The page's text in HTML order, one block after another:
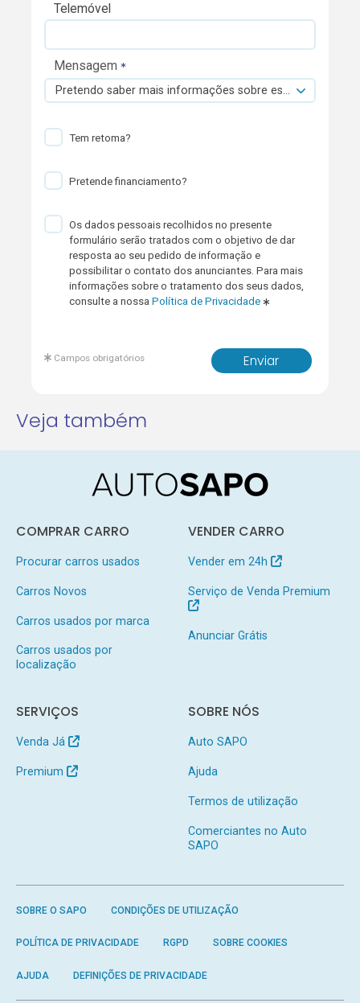
Telemóvel
Mensagem
Pretendo saber mais informações sobre esta viatura.
Tem retoma?
Pretende financiamento?
Os dados pessoais recolhidos no presente
formulário serão tratados com o objetivo de dar
resposta ao seu pedido de informação e
possibilitar o contato dos anunciantes. Para mais
informações sobre o tratamento dos seus dados,
consulte a nossaPolítica de Privacidade
Enviar
Campos obrigatórios
Veja também
COMPRAR CARRO
Procurar carros usados
Carros Novos
Carros usados por marca
Carros usados por
localização
VENDER CARRO
Vender em 24h
Serviço de Venda Premium
Anunciar Grátis
SERVIÇOS
Venda Já
Premium
SOBRE NÓS
Auto SAPO
Ajuda
Termos de utilização
Comerciantes no Auto
SAPO
SOBRE O SAPO CONDIÇÕES DE UTILIZAÇÃO
POLÍTICA DE PRIVACIDADE RGPD SOBRE COOKIES
AJUDA DEFINIÇÕES DE PRIVACIDADE